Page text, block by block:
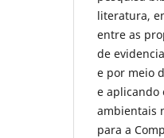
literatura,
entre as
de
e por meio
e aplicando
ambientais
para a